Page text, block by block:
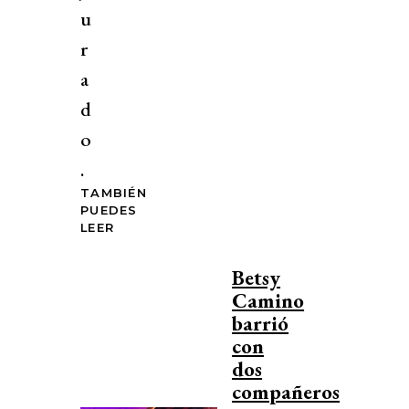
u
r
a
d
o
.
TAMBIÉN
PUEDES
LEER
Betsy
Camino
barrió
con
dos
compañeros